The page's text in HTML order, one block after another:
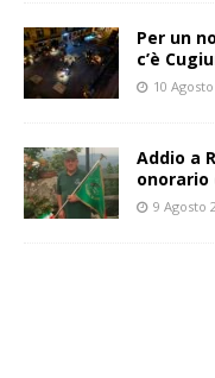
Per un
c’è
10
Addio a
onorario
9 Agosto